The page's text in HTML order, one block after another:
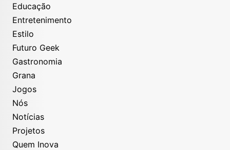
Educação
Entretenimento
Estilo
Futuro Geek
Gastronomia
Grana
Jogos
Nós
Notícias
Projetos
Quem Inova